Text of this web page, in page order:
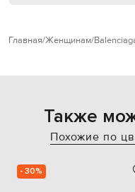
Главная Женщинам
Также
Похожие по
- 30%